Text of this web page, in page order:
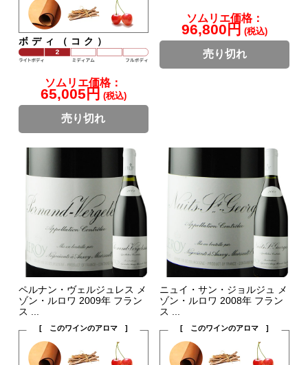
ボディ（コク）
ソムリエ価格：
65,005円 (税込)
売り切れ
ソムリエ価格：
96,800円 (税込)
売り切れ
ペルナン・ヴェルジュレス メ
ゾン・ルロワ 2009年 フラン
ス ...
[ このワインのアロマ ]
ニュイ・サン・ジョルジュ メ
ゾン・ルロワ 2008年 フラン
ス ...
[ このワインのアロマ ]